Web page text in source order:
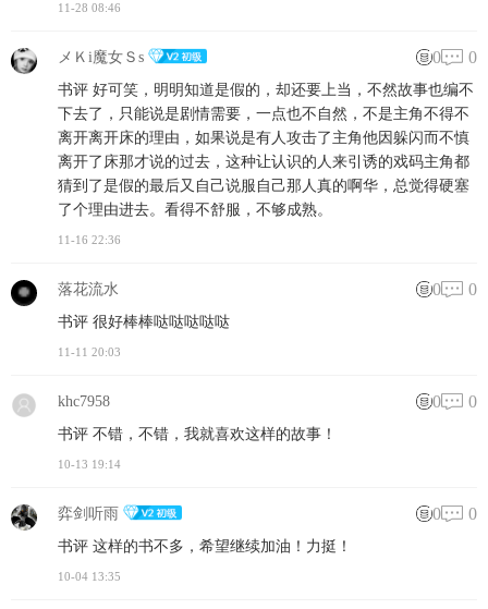
11-28 08:46
メＫi魔女Ｓs 0 0
书评 好可笑，明明知道是假的，却还要上当，不然故事也编不
下去了，只能说是剧情需要，一点也不自然，不是主角不得不
离开离开床的理由，如果说是有人攻击了主角他因躲闪而不慎
离开了床那才说的过去，这种让认识的人来引诱的戏码主角都
猜到了是假的最后又自己说服自己那人真的啊华，总觉得硬塞
了个理由进去。看得不舒服，不够成熟。
11-16 22:36
落花流水 0 0
书评 很好棒棒哒哒哒哒哒
11-11 20:03
khc7958 0 0
书评 不错，不错，我就喜欢这样的故事！
10-13 19:14
弈剑听雨 0 0
书评 这样的书不多，希望继续加油！力挺！
10-04 13:35